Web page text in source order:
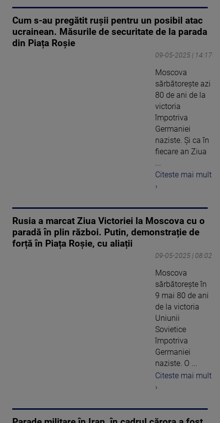
Cum s-au pregătit rușii pentru un posibil atac
ucrainean. Măsurile de securitate de la parada
din Piața Roșie
09-05-2025 | 14:17
Moscova
sărbătorește azi
80 de ani de la
victoria
împotriva
Germaniei
naziste. Și ca în
fiecare an Ziua
Citeste mai mult
›
Rusia a marcat Ziua Victoriei la Moscova cu o
paradă în plin război. Putin, demonstrație de
forță în Piața Roșie, cu aliații
09-05-2025 | 08:02
Moscova
sărbătorește în
9 mai 80 de ani
de la victoria
Uniunii
Sovietice
împotriva
Germaniei
naziste. O ...
Citeste mai mult
›